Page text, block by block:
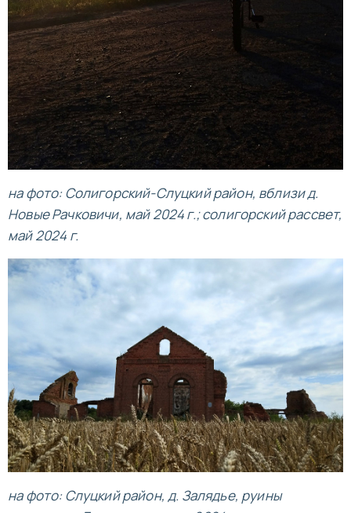
на фото: Солигорский-Слуцкий район, вблизи д.
Новые Рачковичи, май 2024 г.;солигорский рассвет,
май 2024 г.
на фото: Слуцкий район, д. Залядье, руины